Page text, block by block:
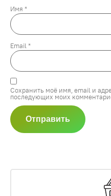
Имя *
Email *
Сохранить моё имя, email и
последующих моих